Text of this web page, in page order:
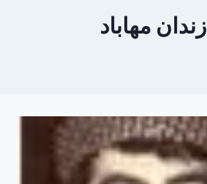
زندان مهاباد